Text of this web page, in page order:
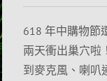
618 年中購物節
兩天衝出巢穴啦
到麥克風、喇叭